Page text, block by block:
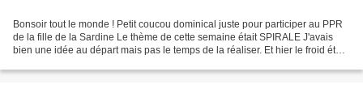
Bonsoir tout le monde ! Petit coucou dominical juste pour participer au PPR
de la fille de la Sardine Le thème de cette semaine était SPIRALE J'avais
bien une idée au départ mais pas le temps de la réaliser. Et hier le froid étant